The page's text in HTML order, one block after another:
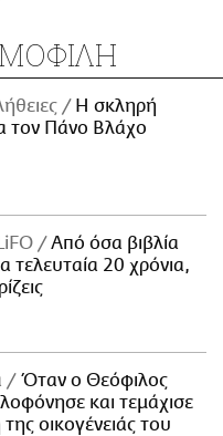
H σκληρή
τον Πάνο Βλάχο
Από όσα βιβλία
τελευταία 20 χρόνια,
Όταν ο Θεόφιλος
και τεμάχισε
οικογένειάς του